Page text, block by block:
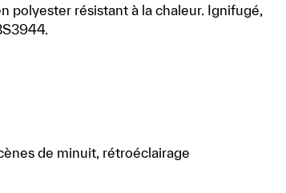
polyester résistant à la chaleur. Ignifugé,
de minuit, rétroéclairage